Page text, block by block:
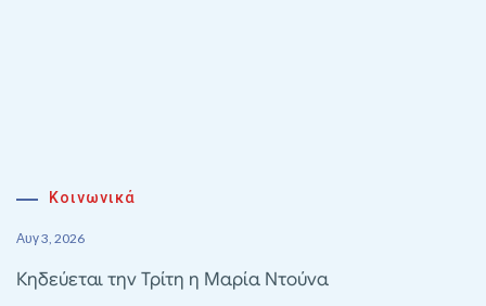
Κοινωνικά
Αυγ 3, 2026
Κηδεύεται την Τρίτη η Μαρία Ντούνα